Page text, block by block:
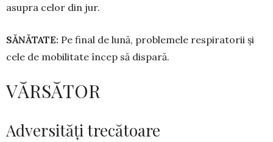
asupra celor din jur.
SĂNĂTATE: Pe final de lună, problemele res­piratorii și
cele de mobilitate încep să dispară.
VĂRSĂTOR
­Adversități trecătoare